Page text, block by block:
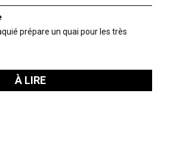
prépare un quai pour les très
À LIRE